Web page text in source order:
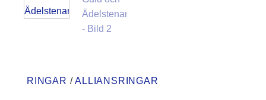
RINGAR / ALLIANSRINGAR